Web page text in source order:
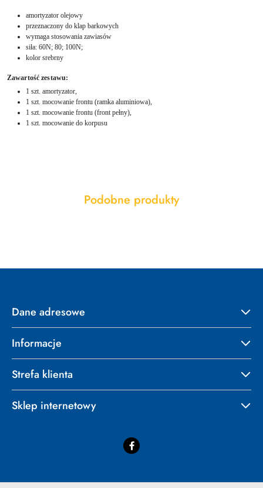
amortyzator olejowy
przeznaczony do klap barkowych
wymaga stosowania zawiasów
siła: 60N; 80; 100N;
kolor srebrny
Zawartość zestawu:
1 szt. amortyzator,
1 szt. mocowanie frontu (ramka aluminiowa),
1 szt. mocowanie frontu (front pełny),
1 szt. mocowanie do korpusu
Pomiń karuzelę produktów
Produkty
Podobne produkty
Dane adresowe
Informacje
Strefa klienta
Sklep internetowy